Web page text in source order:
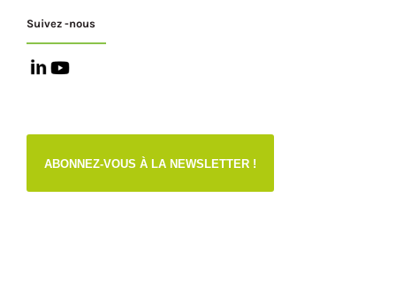
Suivez -nous
ABONNEZ-VOUS À LA NEWSLETTER !